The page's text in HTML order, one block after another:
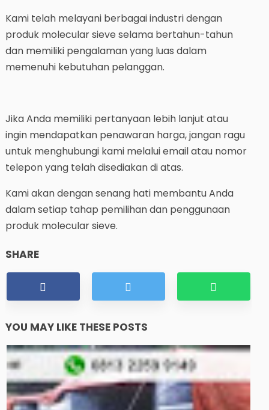
Kami telah melayani berbagai industri dengan
produk molecular sieve selama bertahun-tahun
dan memiliki pengalaman yang luas dalam
memenuhi kebutuhan pelanggan.
Jika Anda memiliki pertanyaan lebih lanjut atau
ingin mendapatkan penawaran harga, jangan ragu
untuk menghubungi kami melalui email atau nomor
telepon yang telah disediakan di atas.
Kami akan dengan senang hati membantu Anda
dalam setiap tahap pemilihan dan penggunaan
produk molecular sieve.
SHARE
YOU MAY LIKE THESE POSTS